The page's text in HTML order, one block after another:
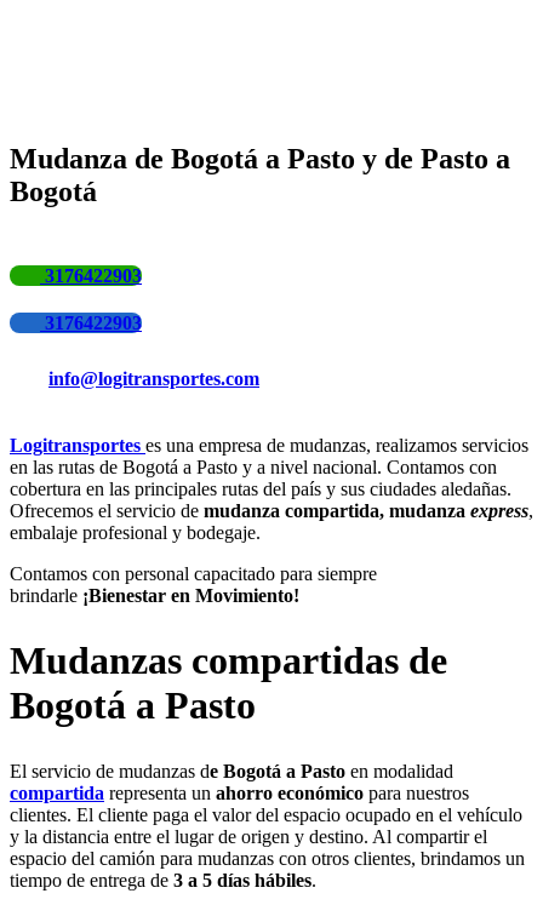
Mudanza de Bogotá a Pasto y de Pasto a
Bogotá
3176422903
3176422903
info@logitransportes.com
Logitransportes es una empresa de mudanzas, realizamos servicios
en las rutas de Bogotá a Pasto y a nivel nacional. Contamos con
cobertura en las principales rutas del país y sus ciudades aledañas.
Ofrecemos el servicio de mudanza compartida, mudanza express,
embalaje profesional y bodegaje.
Contamos con personal capacitado para siempre
brindarle ¡Bienestar en Movimiento!
Mudanzas compartidas de
Bogotá a Pasto
El servicio de mudanzas de Bogotá a Pasto en modalidad
compartida representa un ahorro económico para nuestros
clientes. El cliente paga el valor del espacio ocupado en el vehículo
y la distancia entre el lugar de origen y destino. Al compartir el
espacio del camión para mudanzas con otros clientes, brindamos un
tiempo de entrega de 3 a 5 días hábiles.